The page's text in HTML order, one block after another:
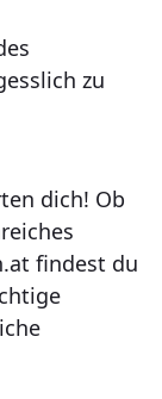
zu
dich! Ob
findest du